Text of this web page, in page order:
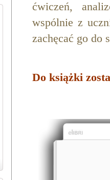
ćwiczeń,
wspólnie z
zachęcać go do
Do książki